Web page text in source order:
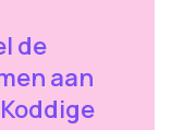
de
aan